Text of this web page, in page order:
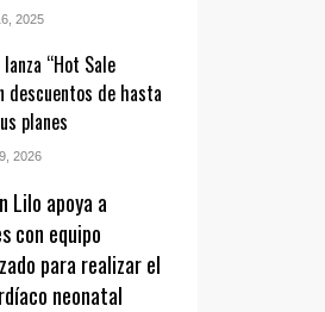
2025
“Hot Sale
descuentos de hasta
planes
2026
Lilo apoya a
con equipo
para realizar el
neonatal